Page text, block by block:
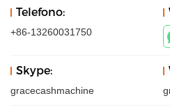
Telefono:
+86-13260031750
Skype:
gracecashmachine